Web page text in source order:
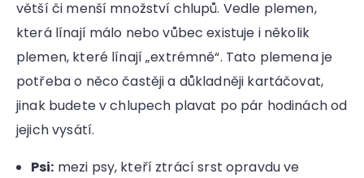
větší či menší množství chlupů. Vedle plemen,
která línají málo nebo vůbec existuje i několik
plemen, které línají „extrémně“. Tato plemena je
potřeba o něco častěji a důkladněji kartáčovat,
jinak budete v chlupech plavat po pár hodinách od
jejich vysátí.
Psi: mezi psy, kteří ztrácí srst opravdu ve